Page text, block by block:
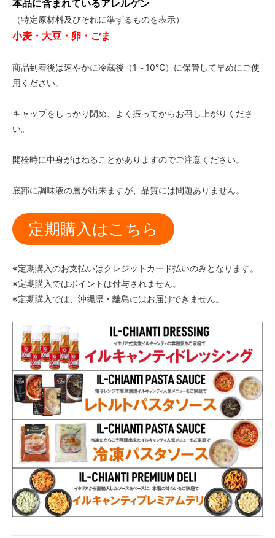
本品に含まれているアレルゲン
（特定原材料及びそれに準ずるものを表示）
小麦・大豆・卵・ごま
商品到着後は速やかに冷蔵後（1～10℃）に保管して早めにご使
用ください。
キャップをしっかり閉め、よく振ってからお召し上がりくださ
い。
開栓時に中身がはねることがありますのでご注意ください。
底部に調味液の層が出来ますが、品質には問題ありません。
定期購入はこちら
※定期購入のお支払いはクレジットカード払いのみとなります。
※定期購入ではポイントは付与されません。
※定期購入では、沖縄県・離島にはお届けできません。